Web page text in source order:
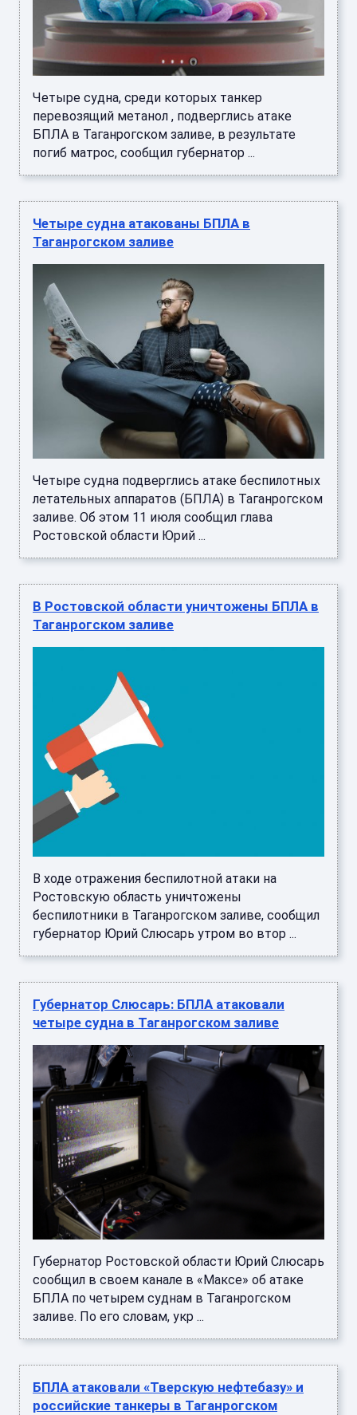
Четыре судна, среди которых танкер
перевозящий метанол , подверглись атаке
БПЛА в Таганрогском заливе, в результате
погиб матрос, сообщил губернатор ...
Четыре судна атакованы БПЛА в
Таганрогском заливе
Четыре судна подверглись атаке беспилотных
летательных аппаратов (БПЛА) в Таганрогском
заливе. Об этом 11 июля сообщил глава
Ростовской области Юрий ...
В Ростовской области уничтожены БПЛА в
Таганрогском заливе
В ходе отражения беспилотной атаки на
Ростовскую область уничтожены
беспилотники в Таганрогском заливе, сообщил
губернатор Юрий Слюсарь утром во втор ...
Губернатор Слюсарь: БПЛА атаковали
четыре судна в Таганрогском заливе
Губернатор Ростовской области Юрий Слюсарь
сообщил в своем канале в «Максе» об атаке
БПЛА по четырем суднам в Таганрогском
заливе. По его словам, укр ...
БПЛА атаковали «Тверскую нефтебазу» и
российские танкеры в Таганрогском